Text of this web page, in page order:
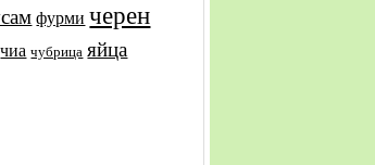
фурми черен
чиа чубрица яйца